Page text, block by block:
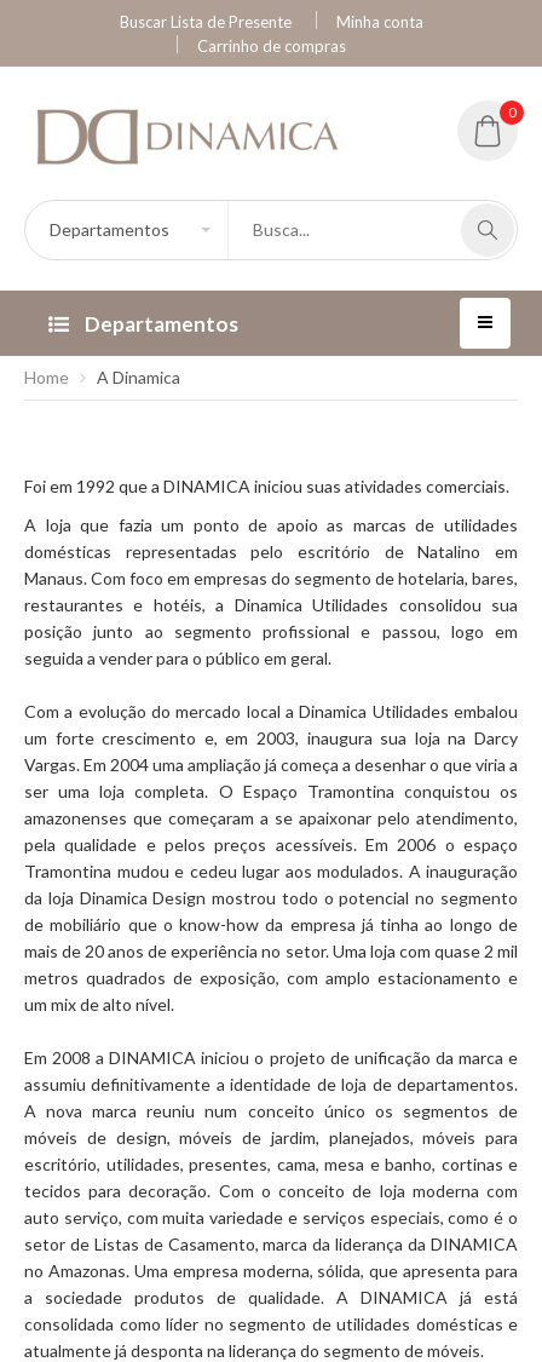
Buscar Lista de Presente
Minha conta
Carrinho de compras
0
Departamentos
Home A Dinamica
Foi em 1992 que a DINAMICA iniciou suas atividades comerciais.
A loja que fazia um ponto de apoio as marcas de utilidades
domésticas representadas pelo escritório de Natalino em
Manaus. Com foco em empresas do segmento de hotelaria, bares,
restaurantes e hotéis, a Dinamica Utilidades consolidou sua
posição junto ao segmento profissional e passou, logo em
seguida a vender para o público em geral.
Com a evolução do mercado local a Dinamica Utilidades embalou
um forte crescimento e, em 2003, inaugura sua loja na Darcy
Vargas. Em 2004 uma ampliação já começa a desenhar o que viria a
ser uma loja completa. O Espaço Tramontina conquistou os
amazonenses que começaram a se apaixonar pelo atendimento,
pela qualidade e pelos preços acessíveis. Em 2006 o espaço
Tramontina mudou e cedeu lugar aos modulados. A inauguração
da loja Dinamica Design mostrou todo o potencial no segmento
de mobiliário que o know-how da empresa já tinha ao longo de
mais de 20 anos de experiência no setor. Uma loja com quase 2 mil
metros quadrados de exposição, com amplo estacionamento e
um mix de alto nível.
Em 2008 a DINAMICA iniciou o projeto de unificação da marca e
assumiu definitivamente a identidade de loja de departamentos.
A nova marca reuniu num conceito único os segmentos de
móveis de design, móveis de jardim, planejados, móveis para
escritório, utilidades, presentes, cama, mesa e banho, cortinas e
tecidos para decoração. Com o conceito de loja moderna com
auto serviço, com muita variedade e serviços especiais, como é o
setor de Listas de Casamento, marca da liderança da DINAMICA
no Amazonas. Uma empresa moderna, sólida, que apresenta para
a sociedade produtos de qualidade. A DINAMICA já está
consolidada como líder no segmento de utilidades domésticas e
atualmente já desponta na liderança do segmento de móveis.